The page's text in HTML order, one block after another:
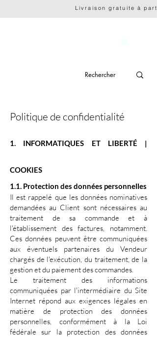
Livraison
Politique de confidentialité
1. INFORMATIQUES ET LIBERTÉ |
COOKIES
1.1. Protection des données personnelles
Il est rappelé que les données nominatives
demandées au Client sont nécessaires au
traitement de sa commande et à
l'établissement des factures, notamment.
Ces données peuvent être communiquées
aux éventuels partenaires du Vendeur
chargés de l'exécution, du traitement, de la
gestion et du paiement des commandes.
Le traitement des informations
communiquées par l'intermédiaire du Site
Internet répond aux exigences légales en
matière de protection des données
personnelles, conformément à la Loi
fédérale sur la protection des données